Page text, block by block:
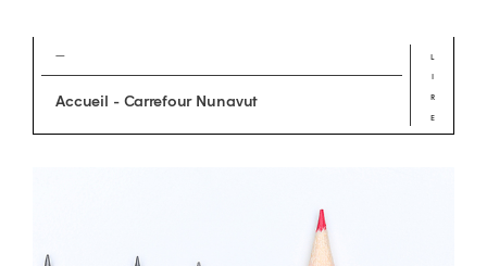
—
Accueil - Carrefour Nunavut
L
R
E